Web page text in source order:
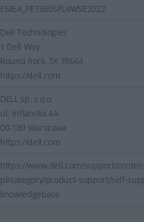
EMEA_PET360SPL4WSE2022
Dell Technologies
1 Dell Way
Round Rock, TX 78664
https://dell.com
DELL sp. z o.o
ul. Inflancka 4A
00-189 Warszawa
https://dell.com
https://www.dell.com/support/
pl/category/product-support/self-
knowledgebase